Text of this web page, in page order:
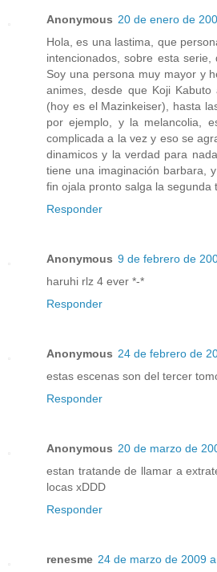
Anonymous 20 de enero de
Hola, es una lastima, que
intencionados, sobre esta serie,
Soy una persona muy mayor y
animes, desde que Koji
(hoy es el Mazinkeiser), hasta
por ejemplo, y la melancolia,
complicada a la vez y eso se
dinamicos y la verdad para
tiene una imaginación barbara,
fin ojala pronto salga la segunda
Responder
Anonymous 9 de febrero de
haruhi rlz 4 ever *-*
Responder
Anonymous 24 de febrero de
estas escenas son del tercer
Responder
Anonymous 20 de marzo de
estan tratande de llamar a
locas xDDD
Responder
renesme 24 de marzo de 2009